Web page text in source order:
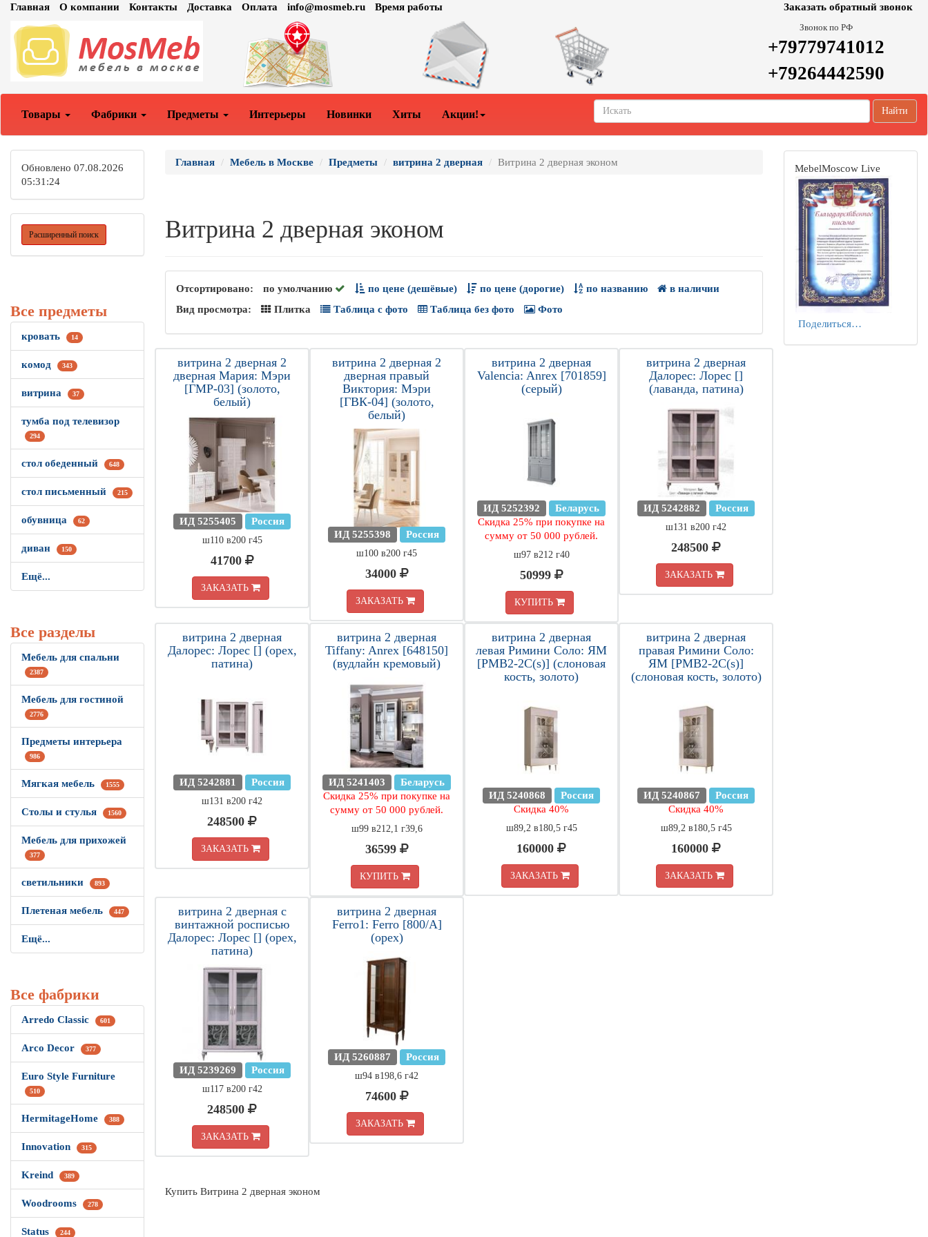
Главная О компании Контакты Доставка Оплата info@mosmeb.ru Время работы Заказать обратный звонок
Звонок по РФ
+79779741012
+79264442590
Товары Фабрики Предметы Интерьеры Новинки Хиты Акции! Найти
Обновлено 07.08.2026
05:31:24
Расширенный поиск
Все предметы
кровать 14
комод 343
витрина 37
тумба под телевизор
294
стол обеденный 648
стол письменный 215
обувница 62
диван 150
Ещё...
Все разделы
Мебель для спальни
2387
Мебель для гостиной
2776
Предметы интерьера
986
Мягкая мебель 1555
Столы и стулья 1560
Мебель для прихожей
377
светильники 893
Плетеная мебель 447
Ещё...
Все фабрики
Arredo Classic 601
Arco Decor 377
Euro Style Furniture
510
HermitageHome 388
Innovation 315
Kreind 389
Woodrooms 278
Status 244
Главная Мебель в Москве Предметы витрина 2 дверная Витрина 2 дверная эконом
Витрина 2 дверная эконом
Отсортировано: по умолчанию по цене (дешёвые) по цене (дорогие) по названию
в наличии
Вид просмотра:
Плитка Таблица с фото Таблица без фото Фото
витрина 2 дверная 2
дверная Мария: Мэри
[ГМР-03] (золото,
белый)
ИД 5255405 Россия
ш110 в200 г45
41700
ЗАКАЗАТЬ
витрина 2 дверная 2
дверная правый
Виктория: Мэри
[ГВК-04] (золото,
белый)
ИД 5255398 Россия
ш100 в200 г45
34000
ЗАКАЗАТЬ
витрина 2 дверная
Valencia: Anrex [701859]
(серый)
ИД 5252392
Беларусь
Скидка 25% при покупке на
сумму от 50 000 рублей.
ш97 в212 г40
50999
КУПИТЬ
витрина 2 дверная
Далорес: Лорес []
(лаванда, патина)
ИД 5242882 Россия
ш131 в200 г42
248500
ЗАКАЗАТЬ
витрина 2 дверная
Далорес: Лорес [] (орех,
патина)
ИД 5242881 Россия
ш131 в200 г42
248500
ЗАКАЗАТЬ
витрина 2 дверная
Tiffany: Anrex [648150]
(вудлайн кремовый)
ИД 5241403
Беларусь
Скидка 25% при покупке на
сумму от 50 000 рублей.
ш99 в212,1 г39,6
36599
КУПИТЬ
витрина 2 дверная
левая Римини Соло: ЯМ
[РМВ2-2С(s)] (слоновая
кость, золото)
ИД 5240868
Россия
Скидка 40%
ш89,2 в180,5 г45
160000
ЗАКАЗАТЬ
витрина 2 дверная
правая Римини Соло:
ЯМ [РМВ2-2С(s)]
(слоновая кость, золото)
ИД 5240867
Россия
Скидка 40%
ш89,2 в180,5 г45
160000
ЗАКАЗАТЬ
витрина 2 дверная с
винтажной росписью
Далорес: Лорес [] (орех,
патина)
ИД 5239269 Россия
ш117 в200 г42
248500
ЗАКАЗАТЬ
витрина 2 дверная
Ferro1: Ferro [800/А]
(орех)
ИД 5260887 Россия
ш94 в198,6 г42
74600
ЗАКАЗАТЬ
Купить Витрина 2 дверная эконом
MebelMoscow Live
Поделиться…